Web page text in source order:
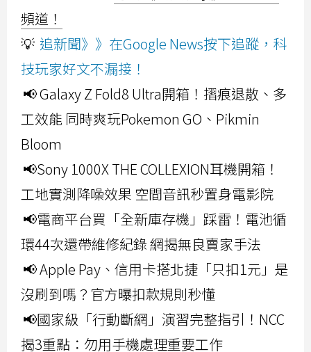
頻道！
💡 追新聞》》在Google News按下追蹤，科
技玩家好文不漏接！
📢 Galaxy Z Fold8 Ultra開箱！摺痕退散、多
工效能 同時爽玩Pokemon GO、Pikmin
Bloom
📢Sony 1000X THE COLLEXION耳機開箱！
工地實測降噪效果 空間音訊秒置身電影院
📢電商平台買「全新庫存機」踩雷！電池循
環44次還帶維修紀錄 網揭無良賣家手法
📢 Apple Pay、信用卡搭北捷「只扣1元」是
沒刷到嗎？官方曝扣款規則秒懂
📢國家級「行動斷網」演習完整指引！NCC
揭3重點：勿用手機處理重要工作